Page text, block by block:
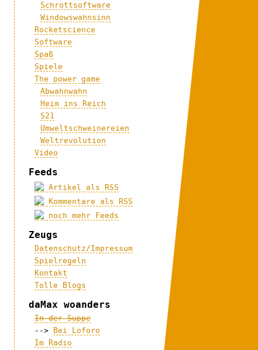
Schrottsoftware
Windowswahnsinn
Rocketscience
Software
Spaß
Spiele
The power game
Abwahnwahn
Heim ins Reich
S21
Umweltschweinereien
Weltrevolution
Video
Feeds
Artikel als RSS
Kommentare als RSS
noch mehr Feeds
Zeugs
Datenschutz/Impressum
Spielregeln
Kontakt
Tolle Blogs
daMax woanders
In der Suppe
-->
Bei Loforo
Im Radio